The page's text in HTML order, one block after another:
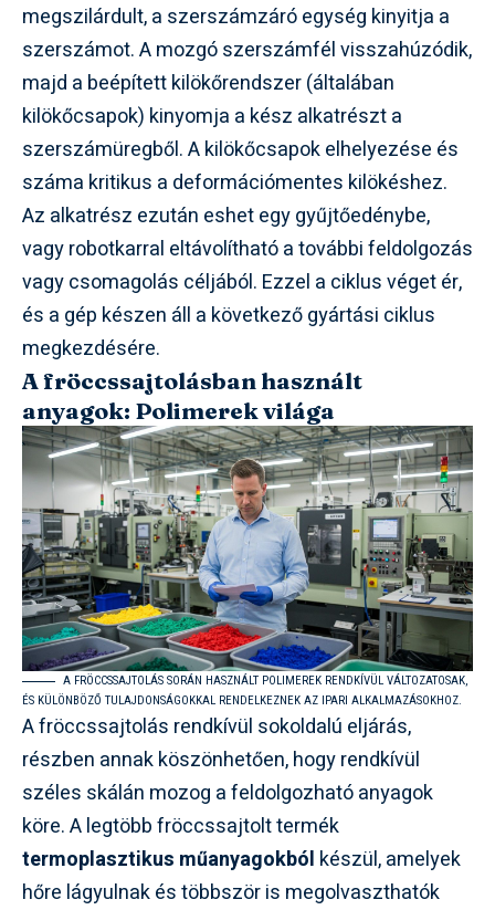
megszilárdult, a szerszámzáró egység kinyitja a
szerszámot. A mozgó szerszámfél visszahúzódik,
majd a beépített kilökőrendszer (általában
kilökőcsapok) kinyomja a kész alkatrészt a
szerszámüregből. A kilökőcsapok elhelyezése és
száma kritikus a deformációmentes kilökéshez.
Az alkatrész ezután eshet egy gyűjtőedénybe,
vagy robotkarral eltávolítható a további feldolgozás
vagy csomagolás céljából. Ezzel a ciklus véget ér,
és a gép készen áll a következő gyártási ciklus
megkezdésére.
A fröccssajtolásban használt
anyagok: Polimerek világa
A FRÖCCSSAJTOLÁS SORÁN HASZNÁLT POLIMEREK RENDKÍVÜL VÁLTOZATOSAK,
ÉS KÜLÖNBÖZŐ TULAJDONSÁGOKKAL RENDELKEZNEK AZ IPARI ALKALMAZÁSOKHOZ.
A fröccssajtolás rendkívül sokoldalú eljárás,
részben annak köszönhetően, hogy rendkívül
széles skálán mozog a feldolgozható anyagok
köre. A legtöbb fröccssajtolt termék
termoplasztikus műanyagokból készül, amelyek
hőre lágyulnak és többször is megolvaszthatók